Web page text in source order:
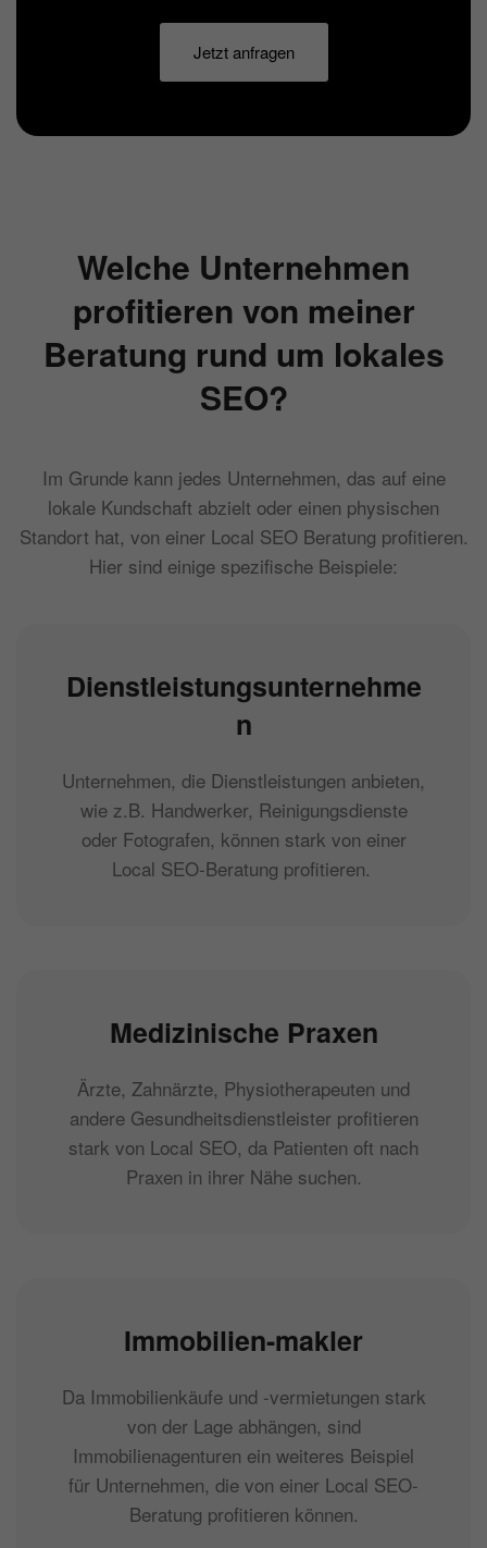
Jetzt anfragen
Welche Unternehmen
profitieren von meiner
Beratung rund um lokales
SEO?
Im Grunde kann jedes Unternehmen, das auf eine
lokale Kundschaft abzielt oder einen physischen
Standort hat, von einer Local SEO Beratung profitieren.
Hier sind einige spezifische Beispiele:
Dienstleistungsunternehme
n
Unternehmen, die Dienstleistungen anbieten,
wie z.B. Handwerker, Reinigungsdienste
oder Fotografen, können stark von einer
Local SEO-Beratung profitieren.
Medizinische Praxen
Ärzte, Zahnärzte, Physiotherapeuten und
andere Gesundheitsdienstleister profitieren
stark von Local SEO, da Patienten oft nach
Praxen in ihrer Nähe suchen.
Immobilien-makler
Da Immobilienkäufe und -vermietungen stark
von der Lage abhängen, sind
Immobilienagenturen ein weiteres Beispiel
für Unternehmen, die von einer Local SEO-
Beratung profitieren können.